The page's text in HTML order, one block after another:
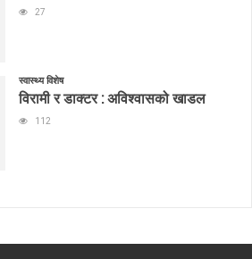
27
स्वास्थ्य विशेष
विरामी र डाक्टर : अविश्वासको खाडल
112